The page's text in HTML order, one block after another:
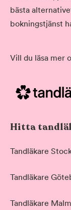
bästa
bokningstjänst
Vill du läsa mer
Hitta
Tandläkare
Tandläkare
Tandläkare